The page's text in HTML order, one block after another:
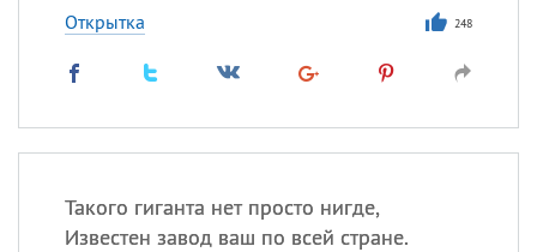
Открытка 248
Такого гиганта нет просто нигде,
Известен завод ваш по всей стране.